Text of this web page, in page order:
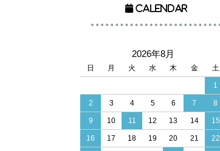
Calendar
2026年8月
日 月 火 水 木 金 土
1
2 3 4 5 6 7 8
9 10 11 12 13 14 15
16 17 18 19 20 21 22